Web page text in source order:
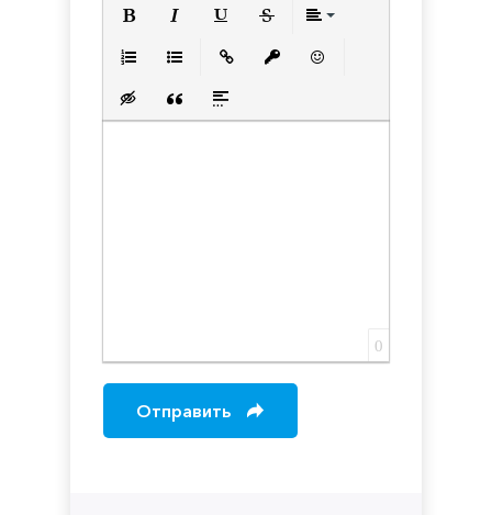
Вставка скрытого текста
Вставка цитаты
Вставка спойлера
0
Отправить